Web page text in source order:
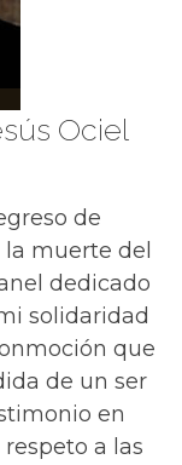
Ociel
de
muerte del
dedicado
solidaridad
que
de un ser
en
a las